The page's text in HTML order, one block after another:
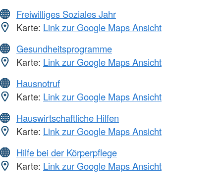
Freiwilliges Soziales Jahr
Karte: Link zur Google Maps Ansicht
Gesundheitsprogramme
Karte: Link zur Google Maps Ansicht
Hausnotruf
Karte: Link zur Google Maps Ansicht
Hauswirtschaftliche Hilfen
Karte: Link zur Google Maps Ansicht
Hilfe bei der Körperpflege
Karte: Link zur Google Maps Ansicht